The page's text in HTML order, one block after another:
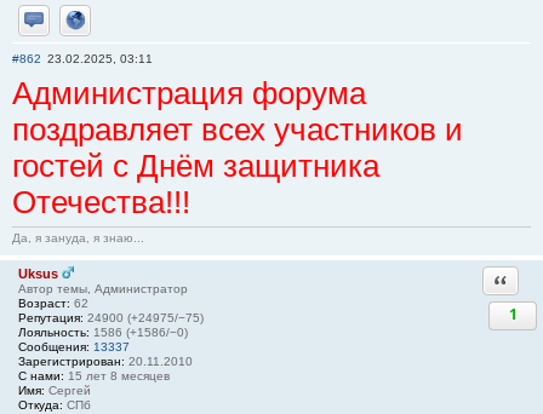
Отправить личное сообщение
Сайт
#862 23.02.2025, 03:11
Администрация форума
поздравляет всех участников и
гостей с Днём защитника
Отечества!!!
Да, я зануда, я знаю...
Uksus
Автор темы, Администратор
Возраст: 62
Репутация: 24900 (+24975/−75)
Лояльность: 1586 (+1586/−0)
Сообщения: 13337
Зарегистрирован: 20.11.2010
С нами: 15 лет 8 месяцев
Имя: Сергей
Откуда: СПб
1